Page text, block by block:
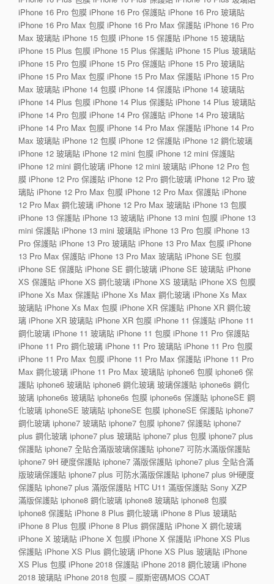
iPhone 16 Pro 包膜 iPhone 16 Pro 保護貼 iPhone 16 Pro 玻璃貼
iPhone 16 Pro Max 包膜 iPhone 16 Pro Max 保護貼 iPhone 16 Pro
Max 玻璃貼 iPhone 15 包膜 iPhone 15 保護貼 iPhone 15 玻璃貼
iPhone 15 Plus 包膜 iPhone 15 Plus 保護貼 iPhone 15 Plus 玻璃貼
iPhone 15 Pro 包膜 iPhone 15 Pro 保護貼 iPhone 15 Pro 玻璃貼
iPhone 15 Pro Max 包膜 iPhone 15 Pro Max 保護貼 iPhone 15 Pro
Max 玻璃貼 iPhone 14 包膜 iPhone 14 保護貼 iPhone 14 玻璃貼
iPhone 14 Plus 包膜 iPhone 14 Plus 保護貼 iPhone 14 Plus 玻璃貼
iPhone 14 Pro 包膜 iPhone 14 Pro 保護貼 iPhone 14 Pro 玻璃貼
iPhone 14 Pro Max 包膜 iPhone 14 Pro Max 保護貼 iPhone 14 Pro
Max 玻璃貼 iPhone 12 包膜 iPhone 12 保護貼 iPhone 12 鋼化玻璃
iPhone 12 玻璃貼 iPhone 12 mini 包膜 iPhone 12 mini 保護貼
iPhone 12 mini 鋼化玻璃 iPhone 12 mini 玻璃貼 iPhone 12 Pro 包
膜 iPhone 12 Pro 保護貼 iPhone 12 Pro 鋼化玻璃 iPhone 12 Pro 玻
璃貼 iPhone 12 Pro Max 包膜 iPhone 12 Pro Max 保護貼 iPhone
12 Pro Max 鋼化玻璃 iPhone 12 Pro Max 玻璃貼 iPhone 13 包膜
iPhone 13 保護貼 iPhone 13 玻璃貼 iPhone 13 mini 包膜 iPhone 13
mini 保護貼 iPhone 13 mini 玻璃貼 iPhone 13 Pro 包膜 iPhone 13
Pro 保護貼 iPhone 13 Pro 玻璃貼 iPhone 13 Pro Max 包膜 iPhone
13 Pro Max 保護貼 iPhone 13 Pro Max 玻璃貼 iPhone SE 包膜
iPhone SE 保護貼 iPhone SE 鋼化玻璃 iPhone SE 玻璃貼 iPhone
XS 保護貼 iPhone XS 鋼化玻璃 iPhone XS 玻璃貼 iPhone XS 包膜
iPhone Xs Max 保護貼 iPhone Xs Max 鋼化玻璃 iPhone Xs Max
玻璃貼 iPhone Xs Max 包膜 iPhone XR 保護貼 iPhone XR 鋼化玻
璃 iPhone XR 玻璃貼 iPhone XR 包膜 iPhone 11 保護貼 iPhone 11
鋼化玻璃 iPhone 11 玻璃貼 iPhone 11 包膜 iPhone 11 Pro 保護貼
iPhone 11 Pro 鋼化玻璃 iPhone 11 Pro 玻璃貼 iPhone 11 Pro 包膜
iPhone 11 Pro Max 包膜 iPhone 11 Pro Max 保護貼 iPhone 11 Pro
Max 鋼化玻璃 iPhone 11 Pro Max 玻璃貼 iphone6 包膜 iphone6 保
護貼 iphone6 玻璃貼 iphone6 鋼化玻璃 玻璃保護貼 iphone6s 鋼化
玻璃 iphone6s 玻璃貼 iphone6s 包膜 iphone6s 保護貼 iphoneSE 鋼
化玻璃 iphoneSE 玻璃貼 iphoneSE 包膜 iphoneSE 保護貼 iphone7
鋼化玻璃 iphone7 玻璃貼 iphone7 包膜 iphone7 保護貼 iphone7
plus 鋼化玻璃 iphone7 plus 玻璃貼 iphone7 plus 包膜 iphone7 plus
保護貼 iphone7 全貼合滿版玻璃保護貼 iphone7 可防水滿版保護貼
iphone7 9H 硬度保護貼 iphone7 滿版保護貼 iphone7 plus 全貼合滿
版玻璃保護貼 iphone7 plus 可防水滿版保護貼 iphone7 plus 9H硬度
保護貼 iphone7 plus 滿版保護貼 HTC U11 滿版保護貼 Sony XZP
滿版保護貼 iphone8 鋼化玻璃 iphone8 玻璃貼 iphone8 包膜
iphone8 保護貼 iPhone 8 Plus 鋼化玻璃 iPhone 8 Plus 玻璃貼
iPhone 8 Plus 包膜 iPhone 8 Plus 鋼保護貼 iPhone X 鋼化玻璃
iPhone X 玻璃貼 iPhone X 包膜 iPhone X 保護貼 iPhone XS Plus
保護貼 iPhone XS Plus 鋼化玻璃 iPhone XS Plus 玻璃貼 iPhone
XS Plus 包膜 iPhone 2018 保護貼 iPhone 2018 鋼化玻璃 iPhone
2018 玻璃貼 iPhone 2018 包膜 – 膜斯密碼MOS COAT